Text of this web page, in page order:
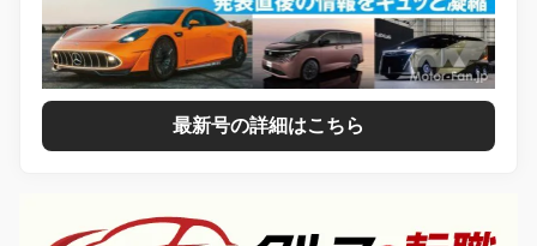
最新号の詳細はこちら